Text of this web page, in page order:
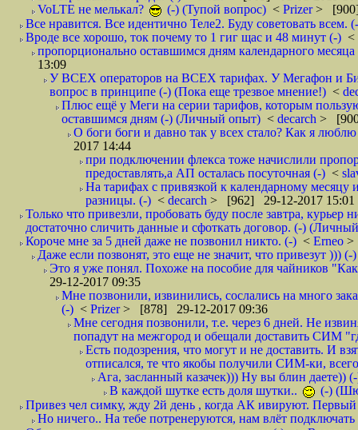
VoLTE не мелькал?
(-) (Тупой вопрос) < Prizer>
Все нравится. Все идентично Теле2. Буду советовать всем.
Вроде все хорошо, ток почему то 1 гиг щас и 48 минут (-) <
пропорционально оставшимся дням календарного
13:09
У ВСЕХ операторов на ВСЕХ тарифах. У Мегафон и Би
вопрос в принципе (-) (Пока еще трезвое мнение!) <
Плюс ещё у Меги на серии тарифов, которым
оставшимся дням (-) (Личный опыт) < decarch >
О боги боги и давно так у всех стало? Как я
2017 14:44
при подключении флекса тоже начислили
предоставлять,а АП осталась посуточная (-) <
На тарифах с привязкой к календарному
разницы. (-) < decarch > [962] 29-12-2017 15:01
Только что привезли, пробовать буду после завтра,
достаточно сличить данные и сфоткать договор. (-)
Короче мне за 5 дней даже не позвонил никто. (-) < Erneo >
Даже если позвонят, это еще не значит, что привезут ))) (-)
Это я уже понял. Похоже на пособие для чайников
29-12-2017 09:35
Мне позвонили, извинились, сослались на много
(-) < Prizer> [878] 29-12-2017 09:36
Мне сегодня позвонили, т.е. через 6 дней. Не
попадут на межгород и обещали доставить СИМ
Есть подозрения, что могут и не доставить. И
отписался, те что якобы получили СИМ-ки,
Ага, засланный казачек))) Ну вы блин даете))
В каждой шутке есть доля шутки..
(-)
Привез чел симку, жду 2й день , когда АК ивируют. Первый
Но ничего.. На тебе потренеруются, нам влёт подключать